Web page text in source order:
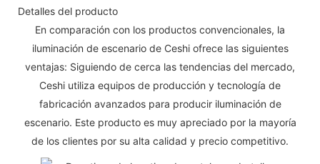
Detalles del producto
En comparación con los productos convencionales, la
iluminación de escenario de Ceshi ofrece las siguientes
ventajas: Siguiendo de cerca las tendencias del mercado,
Ceshi utiliza equipos de producción y tecnología de
fabricación avanzados para producir iluminación de
escenario. Este producto es muy apreciado por la mayoría
de los clientes por su alta calidad y precio competitivo.